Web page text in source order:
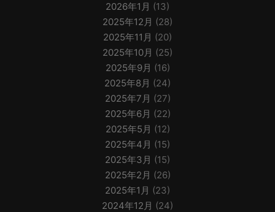
2026年1月 (13)
2025年12月 (28)
2025年11月 (20)
2025年10月 (25)
2025年9月 (16)
2025年8月 (24)
2025年7月 (27)
2025年6月 (22)
2025年5月 (12)
2025年4月 (15)
2025年3月 (15)
2025年2月 (26)
2025年1月 (23)
2024年12月 (24)